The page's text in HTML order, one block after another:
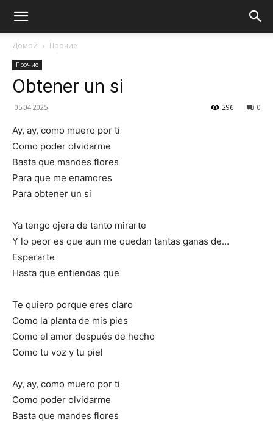
Домой Прочие
Прочие
Obtener un si
05.04.2025 0
296
Ay, ay, como muero por ti
Como poder olvidarme
Basta que mandes flores
Para que me enamores
Para obtener un si
Ya tengo ojera de tanto mirarte
Y lo peor es que aun me quedan tantas ganas de…
Esperarte
Hasta que entiendas que
Te quiero porque eres claro
Como la planta de mis pies
Como el amor después de hecho
Como tu voz y tu piel
Ay, ay, como muero por ti
Como poder olvidarme
Basta que mandes flores